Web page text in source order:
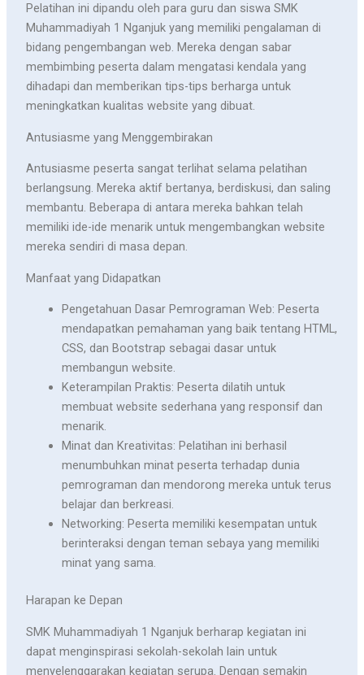
Pelatihan ini dipandu oleh para guru dan siswa SMK
Muhammadiyah 1 Nganjuk yang memiliki pengalaman di
bidang pengembangan web. Mereka dengan sabar
membimbing peserta dalam mengatasi kendala yang
dihadapi dan memberikan tips-tips berharga untuk
meningkatkan kualitas website yang dibuat.
Antusiasme yang Menggembirakan
Antusiasme peserta sangat terlihat selama pelatihan
berlangsung. Mereka aktif bertanya, berdiskusi, dan saling
membantu. Beberapa di antara mereka bahkan telah
memiliki ide-ide menarik untuk mengembangkan website
mereka sendiri di masa depan.
Manfaat yang Didapatkan
Pengetahuan Dasar Pemrograman Web: Peserta
mendapatkan pemahaman yang baik tentang HTML,
CSS, dan Bootstrap sebagai dasar untuk
membangun website.
Keterampilan Praktis: Peserta dilatih untuk
membuat website sederhana yang responsif dan
menarik.
Minat dan Kreativitas: Pelatihan ini berhasil
menumbuhkan minat peserta terhadap dunia
pemrograman dan mendorong mereka untuk terus
belajar dan berkreasi.
Networking: Peserta memiliki kesempatan untuk
berinteraksi dengan teman sebaya yang memiliki
minat yang sama.
Harapan ke Depan
SMK Muhammadiyah 1 Nganjuk berharap kegiatan ini
dapat menginspirasi sekolah-sekolah lain untuk
menyelenggarakan kegiatan serupa. Dengan semakin